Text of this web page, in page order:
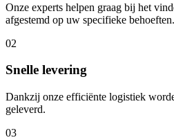
Onze experts helpen graag bij het
afgestemd op uw specifieke behoeften.
02
Snelle levering
Dankzij onze efficiënte logistiek
geleverd.
03